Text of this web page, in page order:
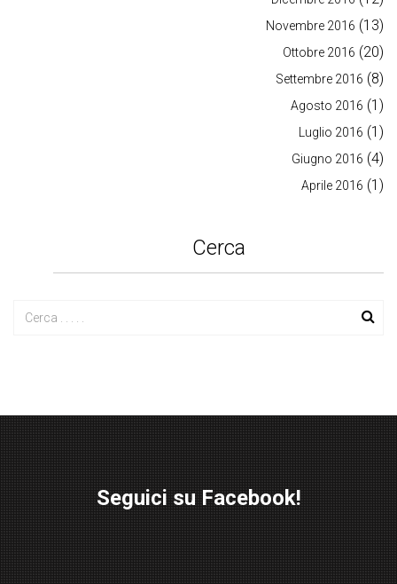
Novembre 2016 (13)
Ottobre 2016 (20)
Settembre 2016 (8)
Agosto 2016 (1)
Luglio 2016 (1)
Giugno 2016 (4)
Aprile 2016 (1)
Cerca
Seguici su Facebook!